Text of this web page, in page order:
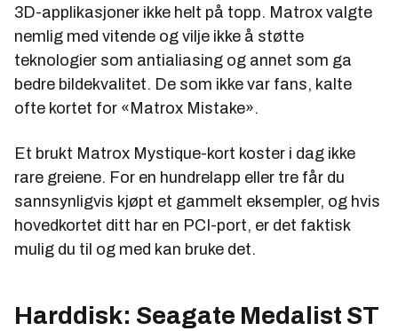
3D-applikasjoner ikke helt på topp. Matrox valgte
nemlig med vitende og vilje ikke å støtte
teknologier som antialiasing og annet som ga
bedre bildekvalitet. De som ikke var fans, kalte
ofte kortet for «Matrox Mistake».
Et brukt Matrox Mystique-kort koster i dag ikke
rare greiene. For en hundrelapp eller tre får du
sannsynligvis kjøpt et gammelt eksempler, og hvis
hovedkortet ditt har en PCI-port, er det faktisk
mulig du til og med kan bruke det.
Harddisk: Seagate Medalist ST